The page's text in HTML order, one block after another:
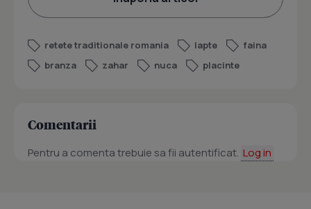
retete traditionale romania lapte
faina
branza
zahar nuca placinte
Comentarii
Pentru a comenta trebuie sa fii autentificat. Log in